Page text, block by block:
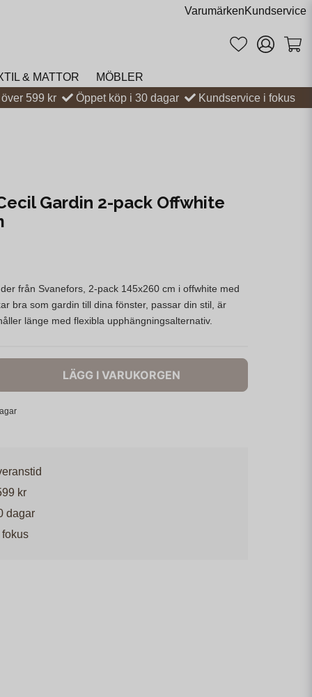
VarumärkenKundservice
& MATTOR
MÖBLER
599 kr
Öppet köp i 30 dagar Kundservice i fokus
Gardin 2-pack Offwhite
från Svanefors, 2‑pack 145x260 cm i offwhite med
bra som gardin till dina fönster, passar din stil, är
länge med flexibla upphängningsalternativ.
LÄGG I VARUKORGEN
kr
dagar